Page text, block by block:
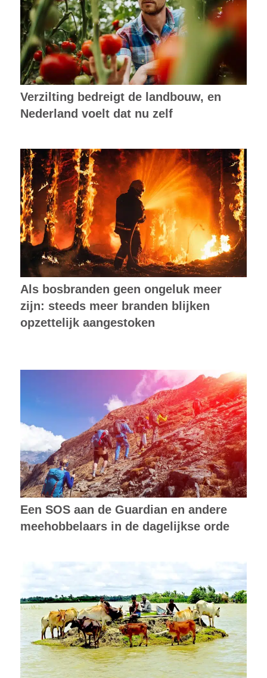
Verzilting bedreigt de landbouw, en
Nederland voelt dat nu zelf
Als bosbranden geen ongeluk meer
zijn: steeds meer branden blijken
opzettelijk aangestoken
Een SOS aan de Guardian en andere
meehobbelaars in de dagelijkse orde